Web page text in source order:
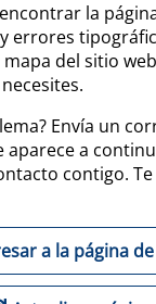
la
errores
del sitio
Envía un
aparece a
contigo.
a la página